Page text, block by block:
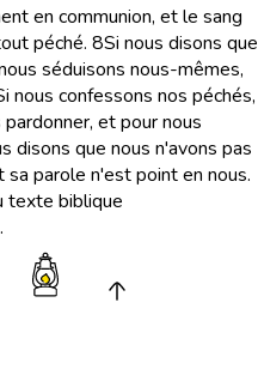
en communion, et le sang
péché. 8Si nous disons que
séduisons nous-mêmes,
nous confessons nos péchés,
et pour nous
disons que nous n'avons pas
parole n'est point en nous.
texte biblique